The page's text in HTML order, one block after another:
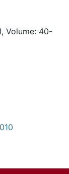
Volume: 40-